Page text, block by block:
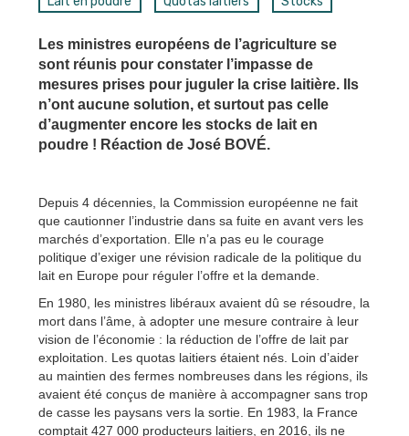
Les ministres européens de l’agriculture se
sont réunis pour constater l’impasse de
mesures prises pour juguler la crise laitière. Ils
n’ont aucune solution, et surtout pas celle
d’augmenter encore les stocks de lait en
poudre ! Réaction de José BOVÉ.
Depuis 4 décennies, la Commission européenne ne fait
que cautionner l’industrie dans sa fuite en avant vers les
marchés d’exportation. Elle n’a pas eu le courage
politique d’exiger une révision radicale de la politique du
lait en Europe pour réguler l’offre et la demande.
En 1980, les ministres libéraux avaient dû se résoudre, la
mort dans l’âme, à adopter une mesure contraire à leur
vision de l’économie : la réduction de l’offre de lait par
exploitation. Les quotas laitiers étaient nés. Loin d’aider
au maintien des fermes nombreuses dans les régions, ils
avaient été conçus de manière à accompagner sans trop
de casse les paysans vers la sortie. En 1983, la France
comptait 427 000 producteurs laitiers, en 2016, ils ne